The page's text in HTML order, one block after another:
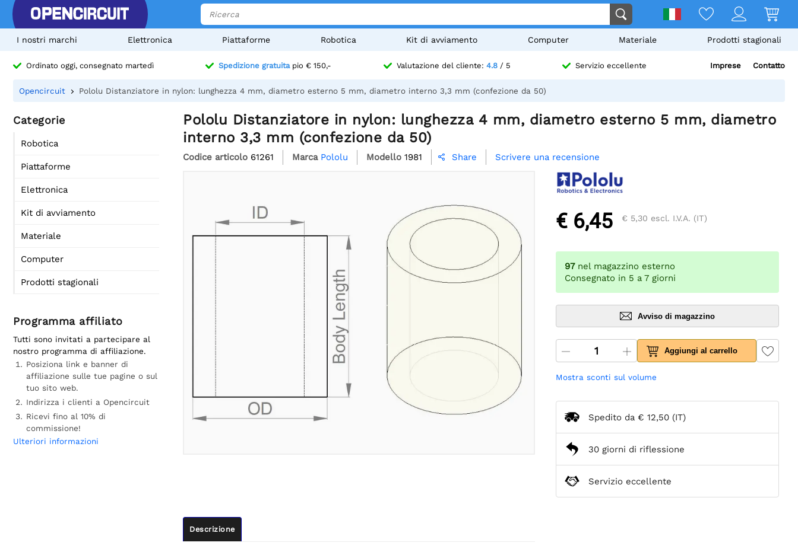
I nostri marchi Elettronica Piattaforme Robotica Kit di avviamento Computer Materiale Prodotti stagionali
Ordinato oggi, consegnato martedì Spedizione gratuitapio € 150,- Valutazione del cliente: 4.8/ 5 Servizio eccellente Imprese Contatto
Opencircuit Pololu Distanziatore in nylon: lunghezza 4 mm, diametro esterno 5 mm, diametro interno 3,3 mm (confezione da 50)
Categorie
Robotica
Piattaforme
Elettronica
Kit di avviamento
Materiale
Computer
Prodotti stagionali
Programma affiliato
Tutti sono invitati a partecipare al
nostro programma di affiliazione.
Posiziona link e banner di
affiliazione sulle tue pagine o sul
tuo sito web.
Indirizza i clienti a Opencircuit
Ricevi fino al 10% di
commissione!
Ulteriori informazioni
Pololu Distanziatore in nylon: lunghezza 4 mm, diametro esterno 5 mm, diametro
interno 3,3 mm (confezione da 50)
Codice articolo 61261 Marca Pololu Modello 1981  Share Scrivere una recensione
Descrizione
€ 6,45 € 5,30 escl. I.V.A. (IT)
97 nel magazzino esterno
Consegnato in 5 a 7 giorni
Avviso di magazzino
Aggiungi al carrello
Mostra sconti sul volume
Spedito da € 12,50 (IT)
30 giorni di riflessione
Servizio eccellente